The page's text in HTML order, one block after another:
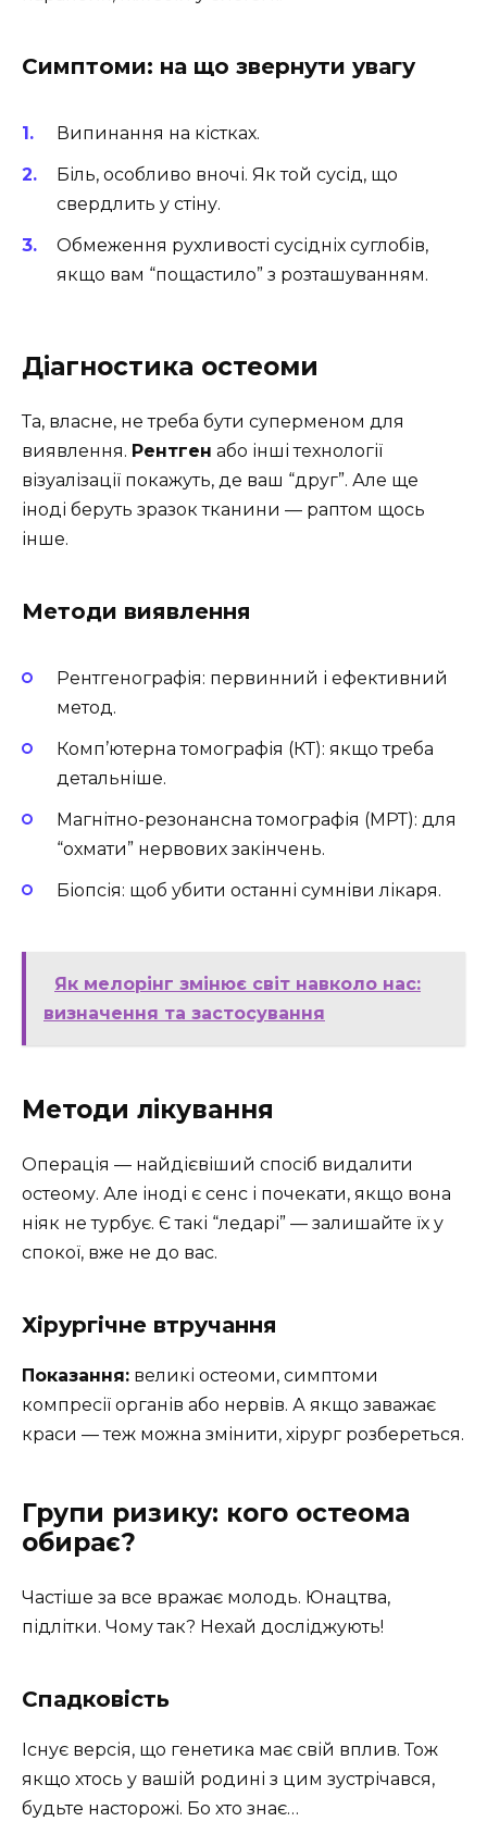
Симптоми: на що звернути увагу
Випинання на кістках.
Біль, особливо вночі. Як той сусід, що
свердлить у стіну.
Обмеження рухливості сусідніх суглобів,
якщо вам “пощастило” з розташуванням.
Діагностика остеоми
Та, власне, не треба бути суперменом для
виявлення. Рентген або інші технології
візуалізації покажуть, де ваш “друг”. Але ще
іноді беруть зразок тканини — раптом щось
інше.
Методи виявлення
Рентгенографія: первинний і ефективний
метод.
Комп’ютерна томографія (КТ): якщо треба
детальніше.
Магнітно-резонансна томографія (МРТ): для
“охмати” нервових закінчень.
Біопсія: щоб убити останні сумніви лікаря.
Як мелорінг змінює світ навколо нас:
визначення та застосування
Методи лікування
Операція — найдієвіший спосіб видалити
остеому. Але іноді є сенс і почекати, якщо вона
ніяк не турбує. Є такі “ледарі” — залишайте їх у
спокої, вже не до вас.
Хірургічне втручання
Показання: великі остеоми, симптоми
компресії органів або нервів. А якщо заважає
краси — теж можна змінити, хірург розбереться.
Групи ризику: кого остеома
обирає?
Частіше за все вражає молодь. Юнацтва,
підлітки. Чому так? Нехай досліджують!
Спадковість
Існує версія, що генетика має свій вплив. Тож
якщо хтось у вашій родині з цим зустрічався,
будьте насторожі. Бо хто знає…